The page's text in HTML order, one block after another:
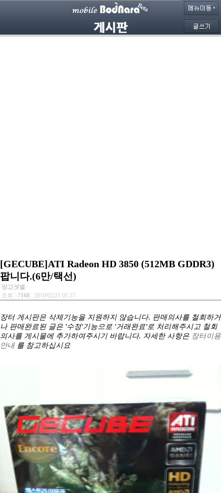
[GECUBE]ATI Radeon HD 3850 (512MB GDDR3)
팝니다.(6만/택선)
망고샛별
조회 : 7168 , 2010/02/21 01:37
장터 게시판은 삭제기능을 지원하지 않습니다. 판매의사를 철회하거
나 판매완료된 글은 '수정'기능으로 '거래완료'로 처리해주시고 철회
의사를 게시물에 추가하여주시기 바랍니다. 자세한 사항은 장터이용
안내 를 참고하십시요